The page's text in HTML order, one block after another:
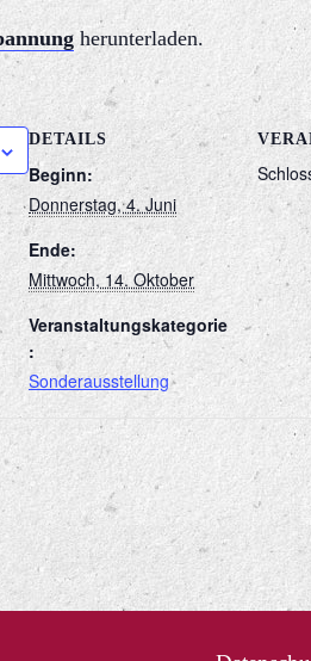
herunterladen.
DETAILS
Beginn:
Donnerstag, 4. Juni
Ende:
Mittwoch, 14. Oktober
Veranstaltungskategorie
:
Sonderausstellung